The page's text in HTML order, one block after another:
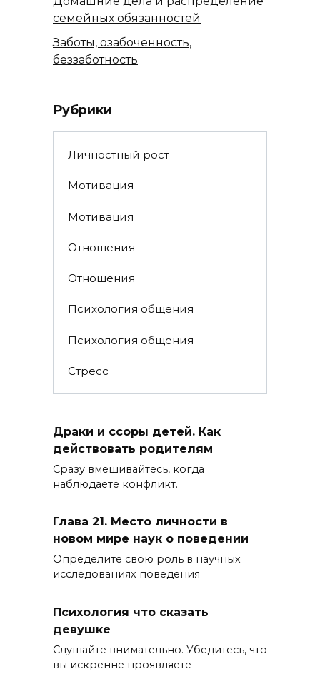
семейных обязанностей
Заботы, озабоченность,
беззаботность
Рубрики
Личностный рост
Мотивация
Мотивация
Отношения
Отношения
Психология общения
Психология общения
Стресс
Драки и ссоры детей. Как
действовать родителям
Сразу вмешивайтесь, когда
наблюдаете конфликт.
Глава 21. Место личности в
новом мире наук о поведении
Определите свою роль в научных
исследованиях поведения
Психология что сказать
девушке
Слушайте внимательно. Убедитесь, что
вы искренне проявляете